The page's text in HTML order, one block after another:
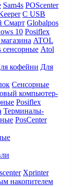
Sam4s POScenter
С USB
Смарт Globalpos
10 Posiflex
ATOL
сенсорные Atol
кофейни Для
Сенсорные
компьютер-
Posiflex
Терминалы-
PosCenter
Xprinter
накопителем